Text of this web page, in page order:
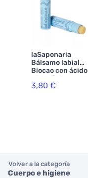
laSaponaria
Bálsamo labial
Biocao con ácido
hialurónico BIO
(5,7 ml)
3,80 €
Volver a la categoría
Cuerpo e higiene